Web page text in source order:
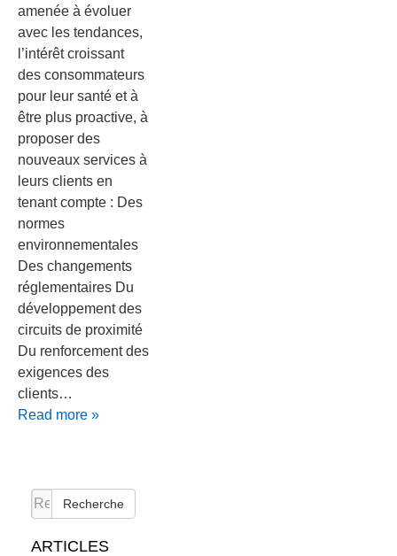
amenée à évoluer
avec les tendances,
l’intérêt croissant
des consommateurs
pour leur santé et à
être plus proactive, à
proposer des
nouveaux services à
leurs clients en
tenant compte : Des
normes
environnementales
Des changements
réglementaires Du
développement des
circuits de proximité
Du renforcement des
exigences des
clients…
Read more »
Recherche
ARTICLES